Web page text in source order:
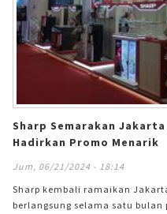
Sharp Semarakan
Hadirkan Promo Menarik
Jum, 06/21/2024 - 18:14
Sharp kembali ramaikan
berlangsung selama satu